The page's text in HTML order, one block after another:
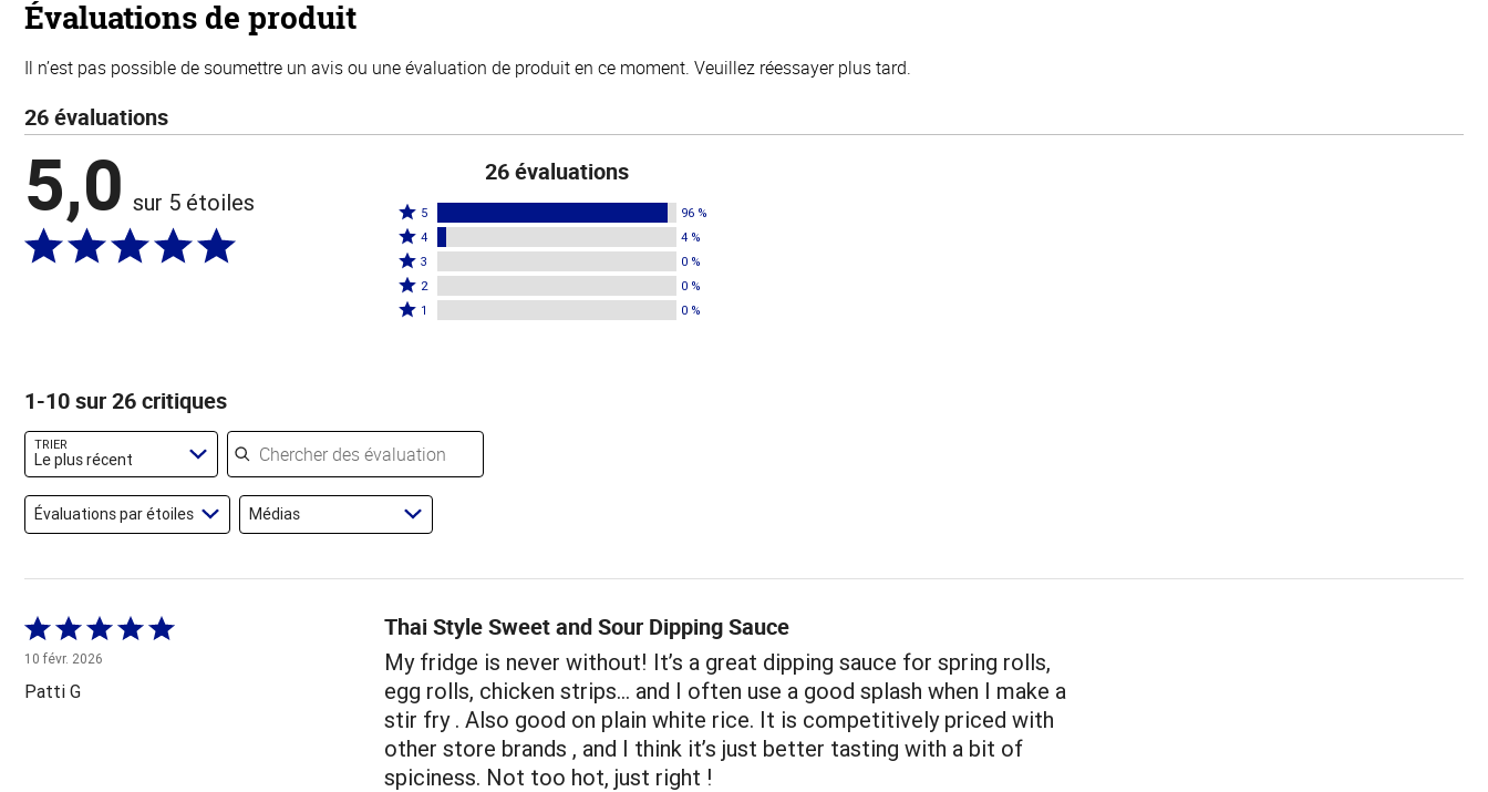
Évaluations de produit
Il n’est pas possible de soumettre un avis ou une évaluation de produit en ce moment. Veuillez réessayer plus tard.
26 évaluations
5,0 sur 5 étoiles
26 évaluations
Coté
5
étoiles
par
96 %
5 96 %
Coté
4
étoiles
par
4 4 %
Coté
3
étoiles
3 0 %
Coté
2
évaluateurs
2 0 %
Coté1 0 %
1-10 sur 26 critiques
TRIER
Le plus récent
Chercher des évaluations
Évaluations par étoiles Médias
Coté
5 sur
5
10 févr. 2026
Patti G
Thai Style Sweet and Sour Dipping Sauce
My fridge is never without! It’s a great dipping sauce for spring rolls,
egg rolls, chicken strips… and I often use a good splash when I make a
stir fry . Also good on plain white rice. It is competitively priced with
other store brands , and I think it’s just better tasting with a bit of
spiciness. Not too hot, just right !